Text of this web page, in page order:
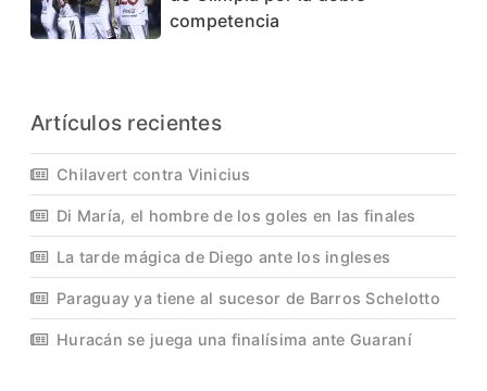
competencia
Artículos recientes
Chilavert contra Vinicius
Di María, el hombre de los goles en las finales
La tarde mágica de Diego ante los ingleses
Paraguay ya tiene al sucesor de Barros Schelotto
Huracán se juega una finalísima ante Guaraní